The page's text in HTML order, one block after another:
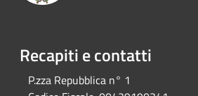
Recapiti e contatti
P.zza Repubblica n° 1